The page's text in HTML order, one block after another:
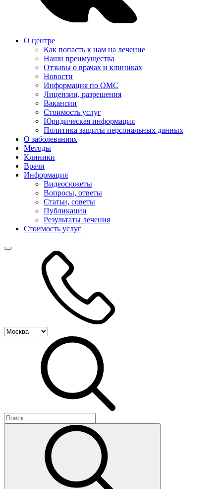
О центре
Как попасть к нам на лечение
Наши преимущества
Отзывы о врачах и клиниках
Новости
Информация по ОМС
Лицензии, разрешения
Вакансии
Стоимость услуг
Юридическая информация
Политика защиты персональных данных
О заболеваниях
Методы
Клиники
Врачи
Информация
Видеосюжеты
Вопросы, ответы
Статьи, советы
Публикации
Результаты лечения
Стоимость услуг